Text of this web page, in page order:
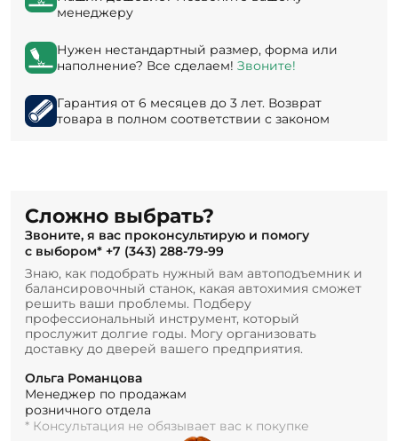
менеджеру
Нужен нестандартный размер, форма или
наполнение? Все сделаем! Звоните!
Гарантия от 6 месяцев до 3 лет. Возврат
товара в полном соответствии с законом
Сложно выбрать?
Звоните, я вас проконсультирую и помогу
с выбором* +7 (343) 288-79-99
Знаю, как подобрать нужный вам автоподъемник и
балансировочный станок, какая автохимия сможет
решить ваши проблемы. Подберу
профессиональный инструмент, который
прослужит долгие годы. Могу организовать
доставку до дверей вашего предприятия.
Ольга Романцова
Менеджер по продажам
розничного отдела
* Консультация не обязывает вас к покупке